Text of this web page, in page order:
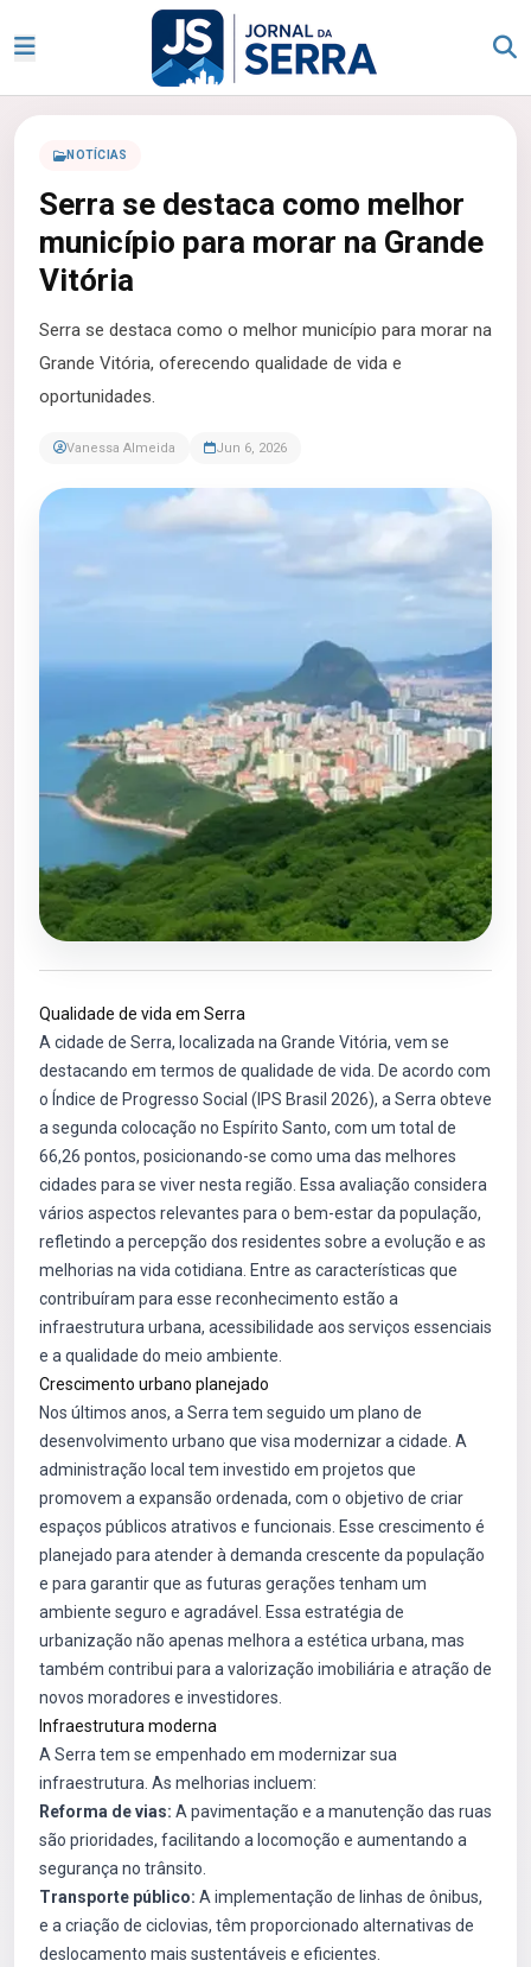
NOTÍCIAS
Serra se destaca como melhor
município para morar na Grande
Vitória
Serra se destaca como o melhor município para morar na
Grande Vitória, oferecendo qualidade de vida e
oportunidades.
Vanessa Almeida Jun 6, 2026
Qualidade de vida em Serra
A cidade de Serra, localizada na Grande Vitória, vem se
destacando em termos de qualidade de vida. De acordo com
o Índice de Progresso Social (IPS Brasil 2026), a Serra obteve
a segunda colocação no Espírito Santo, com um total de
66,26 pontos, posicionando-se como uma das melhores
cidades para se viver nesta região. Essa avaliação considera
vários aspectos relevantes para o bem-estar da população,
refletindo a percepção dos residentes sobre a evolução e as
melhorias na vida cotidiana. Entre as características que
contribuíram para esse reconhecimento estão a
infraestrutura urbana, acessibilidade aos serviços essenciais
e a qualidade do meio ambiente.
Crescimento urbano planejado
Nos últimos anos, a Serra tem seguido um plano de
desenvolvimento urbano que visa modernizar a cidade. A
administração local tem investido em projetos que
promovem a expansão ordenada, com o objetivo de criar
espaços públicos atrativos e funcionais. Esse crescimento é
planejado para atender à demanda crescente da população
e para garantir que as futuras gerações tenham um
ambiente seguro e agradável. Essa estratégia de
urbanização não apenas melhora a estética urbana, mas
também contribui para a valorização imobiliária e atração de
novos moradores e investidores.
Infraestrutura moderna
A Serra tem se empenhado em modernizar sua
infraestrutura. As melhorias incluem:
Reforma de vias: A pavimentação e a manutenção das ruas
são prioridades, facilitando a locomoção e aumentando a
segurança no trânsito.
Transporte público: A implementação de linhas de ônibus,
e a criação de ciclovias, têm proporcionado alternativas de
deslocamento mais sustentáveis e eficientes.